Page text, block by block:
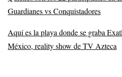
Guardianes vs Conquistadores
Aquí es la playa donde se graba
México, reality show de TV Azteca